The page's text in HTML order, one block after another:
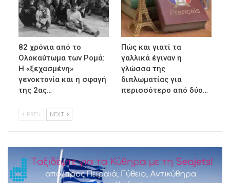
82 χρόνια από το
Ολοκαύτωμα των Ρομά:
Η «ξεχασμένη»
γενοκτονία και η σφαγή
της 2ας…
Πώς και γιατί τα
γαλλικά έγιναν η
γλώσσα της
διπλωματίας για
περισσότερο από δύο…
PREV NEXT